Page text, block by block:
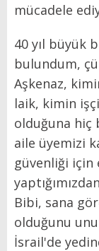
mücadele
40 yıl büyük
bulundum,
Aşkenaz,
laik, kimin
olduğuna hiç
aile üyemizi
güvenliği için
Bibi, sana
olduğunu
İsrail'de